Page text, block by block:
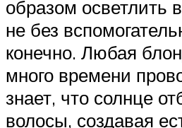
образом осветлить
не без
конечно. Любая
много времени
знает, что солнце
волосы, создавая